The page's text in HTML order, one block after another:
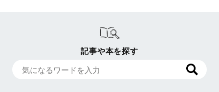
記事や本を探す